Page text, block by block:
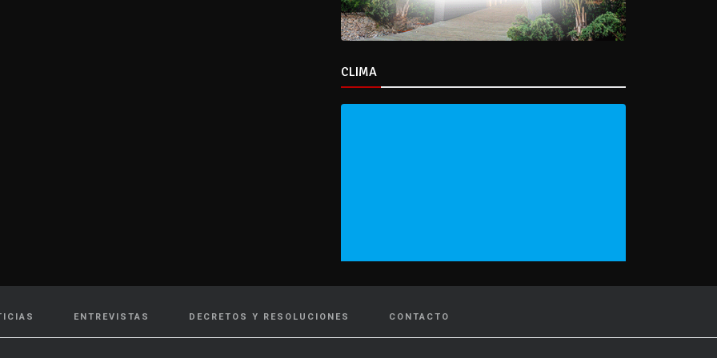
CLIMA
ENTREVISTAS DECRETOS Y RESOLUCIONES CONTACTO